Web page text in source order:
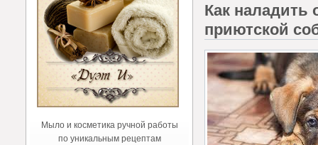
Мыло и косметика ручной работы
по уникальным рецептам
Как
приютской